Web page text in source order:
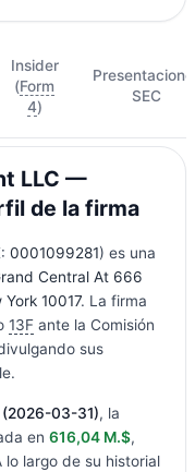
Insider
(Form
4)
SEC
LLC —
de la firma
0001099281) es una
Central At 666
10017. La firma
13Fante la Comisión
sus
(2026-03-31), la
en 616,04 M.$,
largo de su historial